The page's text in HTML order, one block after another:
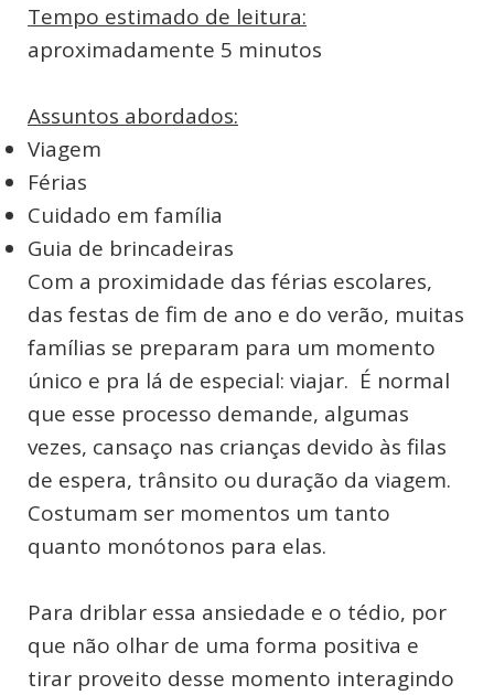
Tempo estimado de leitura:
aproximadamente 5 minutos
Assuntos abordados:
Viagem
Férias
Cuidado em família
Guia de brincadeiras
Com a proximidade das férias escolares,
das festas de fim de ano e do verão, muitas
famílias se preparam para um momento
único e pra lá de especial: viajar. É normal
que esse processo demande, algumas
vezes, cansaço nas crianças devido às filas
de espera, trânsito ou duração da viagem.
Costumam ser momentos um tanto
quanto monótonos para elas.
Para driblar essa ansiedade e o tédio, por
que não olhar de uma forma positiva e
tirar proveito desse momento interagindo